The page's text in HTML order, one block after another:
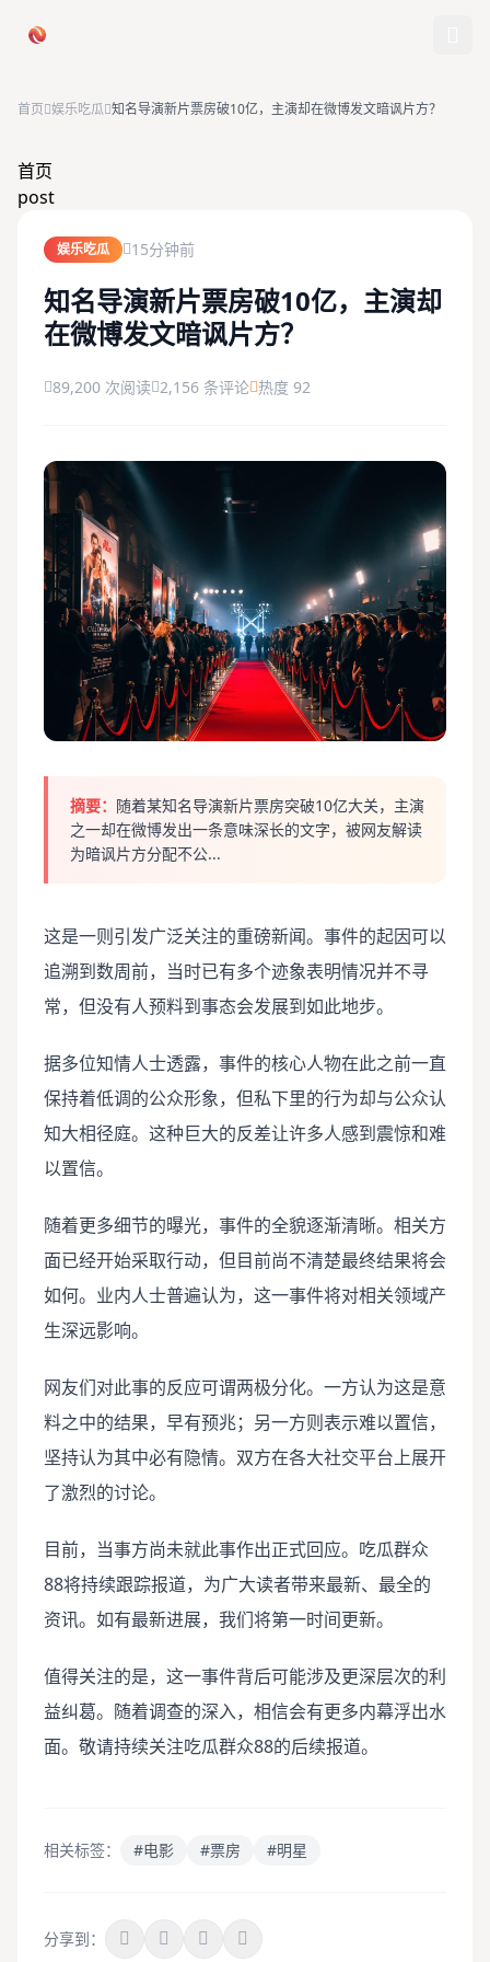
今日爆料
首页 娱乐吃瓜 知名导演新片票房破10亿，主演却在微博发文暗讽片方？
首页
post
娱乐吃瓜 15分钟前
知名导演新片票房破10亿，主演却
在微博发文暗讽片方？
89,200 次阅读 2,156 条评论 热度 92
摘要： 随着某知名导演新片票房突破10亿大关，主演
之一却在微博发出一条意味深长的文字，被网友解读
为暗讽片方分配不公...
这是一则引发广泛关注的重磅新闻。事件的起因可以
追溯到数周前，当时已有多个迹象表明情况并不寻
常，但没有人预料到事态会发展到如此地步。
据多位知情人士透露，事件的核心人物在此之前一直
保持着低调的公众形象，但私下里的行为却与公众认
知大相径庭。这种巨大的反差让许多人感到震惊和难
以置信。
随着更多细节的曝光，事件的全貌逐渐清晰。相关方
面已经开始采取行动，但目前尚不清楚最终结果将会
如何。业内人士普遍认为，这一事件将对相关领域产
生深远影响。
网友们对此事的反应可谓两极分化。一方认为这是意
料之中的结果，早有预兆；另一方则表示难以置信，
坚持认为其中必有隐情。双方在各大社交平台上展开
了激烈的讨论。
目前，当事方尚未就此事作出正式回应。吃瓜群众
88将持续跟踪报道，为广大读者带来最新、最全的
资讯。如有最新进展，我们将第一时间更新。
值得关注的是，这一事件背后可能涉及更深层次的利
益纠葛。随着调查的深入，相信会有更多内幕浮出水
面。敬请持续关注吃瓜群众88的后续报道。
相关标签： #电影 #票房 #明星
分享到：